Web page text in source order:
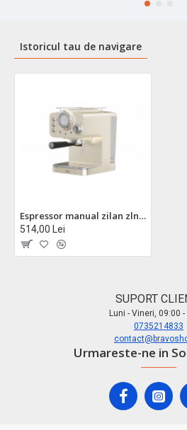
Istoricul tau de navigare
Espressor manual zilan zln2992, crem - design retro, 15 bar, 1,25l, 1100w cu termometru
514,00 Lei
SUPORT
Luni - Vineri, 09:00
0735214833
Urmareste-ne in